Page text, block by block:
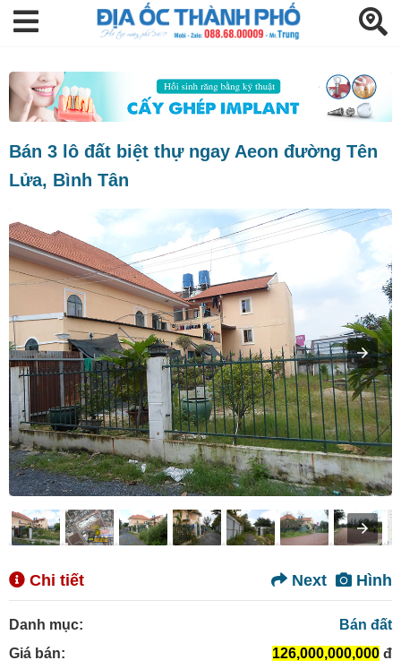
Bán 3 lô đất biệt thự ngay Aeon đường Tên
Lửa, Bình Tân
Chi tiết Hình
Next
Danh mục:
Bán đất
Giá bán:
126,000,000,000 đ